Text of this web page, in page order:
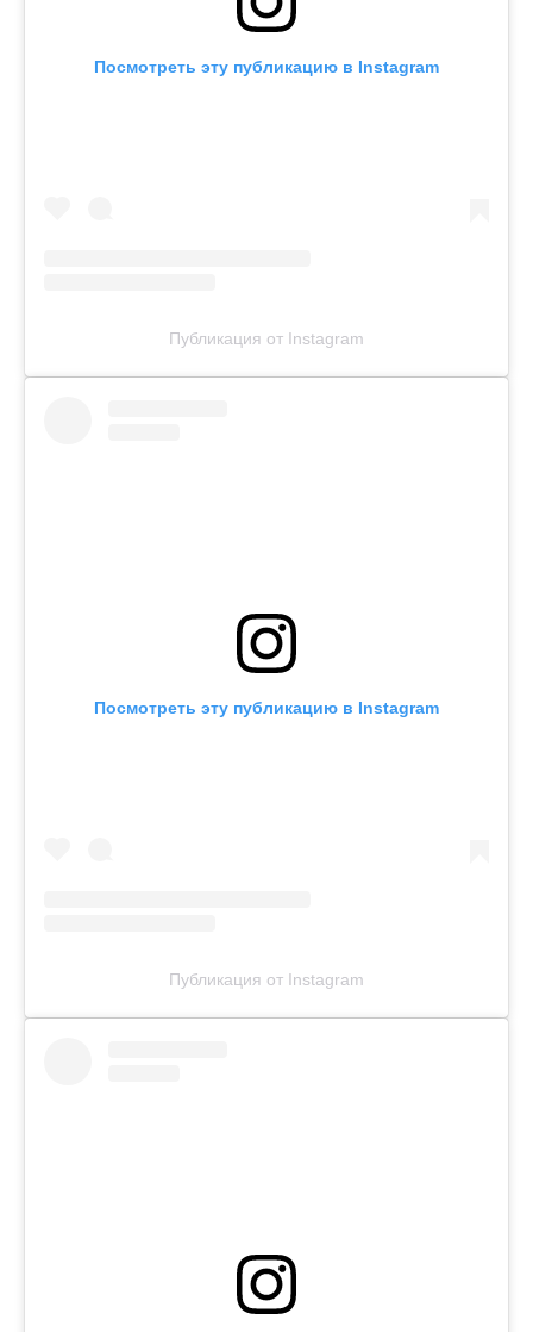
Посмотреть эту публикацию в Instagram
Публикация от Instagram
Посмотреть эту публикацию в Instagram
Публикация от Instagram